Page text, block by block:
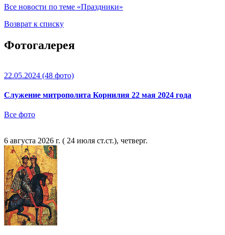
Все новости по теме «Праздники»
Возврат к списку
Фотогалерея
22.05.2024 (48 фото)
Служение митрополита Корнилия 22 мая 2024 года
Все фото
6 августа 2026 г. ( 24 июля ст.ст.), четверг.